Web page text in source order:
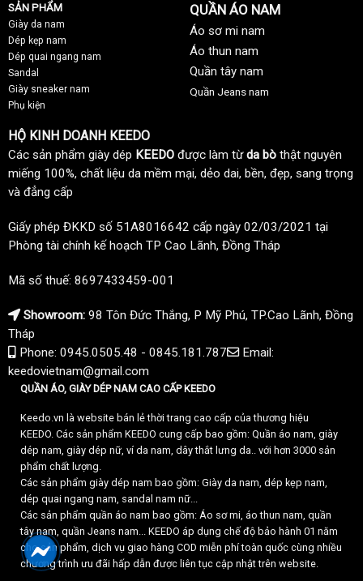
SẢN PHẨM
Giày da nam
Dép kẹp nam
Dép quai ngang nam
Sandal
Giày sneaker nam
Phụ kiện
QUẦN ÁO NAM
Áo sơ mi nam
Áo thun nam
Quần tây nam
Quần Jeans nam
HỘ KINH DOANH KEEDO
Các sản phẩm giày dép KEEDO được làm từda bò thật nguyên
miếng 100%, chất liệu da mềm mại, dẻo dai, bền, đẹp, sang trọng
và đẳng cấp
Giấy phép ĐKKD số 51A8016642 cấp ngày 02/03/2021 tại
Phòng tài chính kế hoạch TP Cao Lãnh, Đồng Tháp
Mã số thuế: 8697433459-001
Showroom: 98 Tôn Đức Thắng, P Mỹ Phú, TP.Cao Lãnh, Đồng
Tháp
Phone: 0945.0505.48 - 0845.181.787
Email:
keedovietnam@gmail.com
QUẦN ÁO, GIÀY DÉP NAM CAO CẤP KEEDO
Keedo.vn là website bán lẻ thời trang cao cấp của thương hiệu
KEEDO. Các sản phẩm KEEDO cung cấp bao gồm: Quần áo nam, giày
dép nam, giày dép nữ, ví da nam, dây thắt lưng da.. với hơn 3000 sản
phẩm chất lượng.
Các sản phẩm giày dép nam bao gồm: Giày da nam, dép kẹp nam,
dép quai ngang nam, sandal nam nữ...
Các sản phẩm quần áo nam bao gồm: Áo sơ mi, áo thun nam, quần
tây nam, quần Jeans nam... KEEDO áp dụng chế độ bảo hành 01 năm
cho sản phẩm, dịch vụ giao hàng COD miễn phí toàn quốc cùng nhiều
chương trình ưu đãi hấp dẫn được liên tục cập nhật trên website.